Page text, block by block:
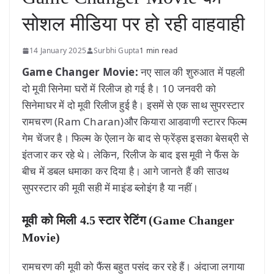
सोशल मीडिया पर हो रही वाहवाही
14 January 2025 Surbhi Gupta1 min read
Game Changer Movie:नए साल की शुरुआत में पहली
दो मूवी सिनेमा घरों में रिलीज हो गई है। 10 जनवरी को
सिनेमाघर में दो मूवी रिलीज हुई है। इसमें से एक साथ सुपरस्टार
रामचरण (Ram Charan)और कियारा आडवाणी स्टारर फिल्म
गेम चेंजर है। फिल्म के ऐलान के बाद से फ्रेंड्स इसका बेसब्री से
इंतजार कर रहे थे। लेकिन, रिलीज के बाद इस मूवी ने फैंस के
बीच में डबल धमाका कर दिया है। आगे जानते हैं की साउथ
सुपरस्टार की मूवी सही में माइंड ब्लोइंग है या नहीं।
मूवी को मिली 4.5 स्टार रेटिंग (Game Changer
Movie)
रामचरण की मूवी को फैंस बहुत पसंद कर रहे हैं। अंदाजा लगाया